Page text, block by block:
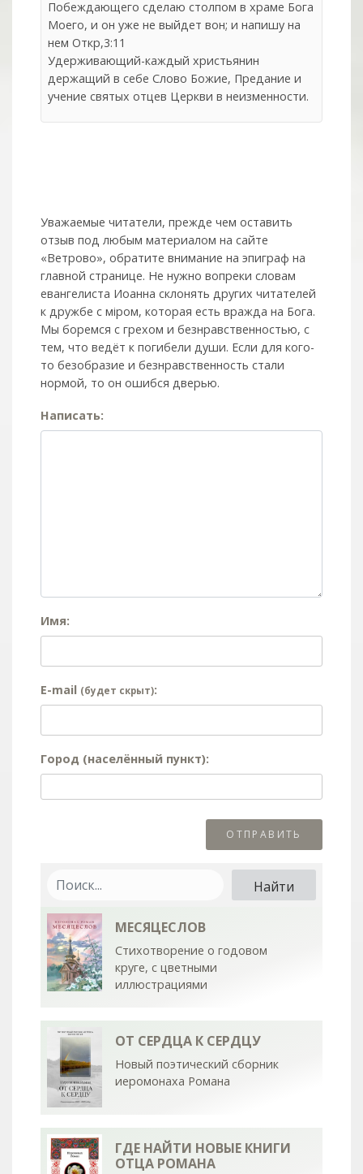
Побеждающего сделаю столпом в храме Бога
Моего, и он уже не выйдет вон; и напишу на
нем Откр,3:11
Удерживающий-каждый христьянин
держащий в себе Слово Божие, Предание и
учение святых отцев Церкви в неизменности.
Уважаемые читатели, прежде чем оставить
отзыв под любым материалом на сайте
«Ветрово», обратите внимание на эпиграф на
главной странице. Не нужно вопреки словам
евангелиста Иоанна склонять других читателей
к дружбе с мiром, которая есть вражда на Бога.
Мы боремся с грехом и без­нрав­ствен­ностью, с
тем, что ведёт к погибели души. Если для кого-
то безобразие и безнравственность стали
нормой, то он ошибся дверью.
Написать:
Имя:
E-mail (будет скрыт):
Город (населённый пункт):
МЕСЯЦЕСЛОВ
Стихотворение о годовом
круге, с цветными
иллюстрациями
ОТ СЕРДЦА К СЕРДЦУ
Новый поэтический сборник
иеромонаха Романа
ГДЕ НАЙТИ НОВЫЕ КНИГИ
ОТЦА РОМАНА